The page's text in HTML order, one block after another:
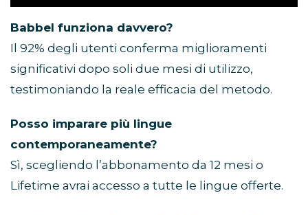
Babbel funziona davvero?
Il 92% degli utenti conferma miglioramenti
significativi dopo soli due mesi di utilizzo,
testimoniando la reale efficacia del metodo.
Posso imparare più lingue
contemporaneamente?
Sì, scegliendo l’abbonamento da 12 mesi o
Lifetime avrai accesso a tutte le lingue offerte.